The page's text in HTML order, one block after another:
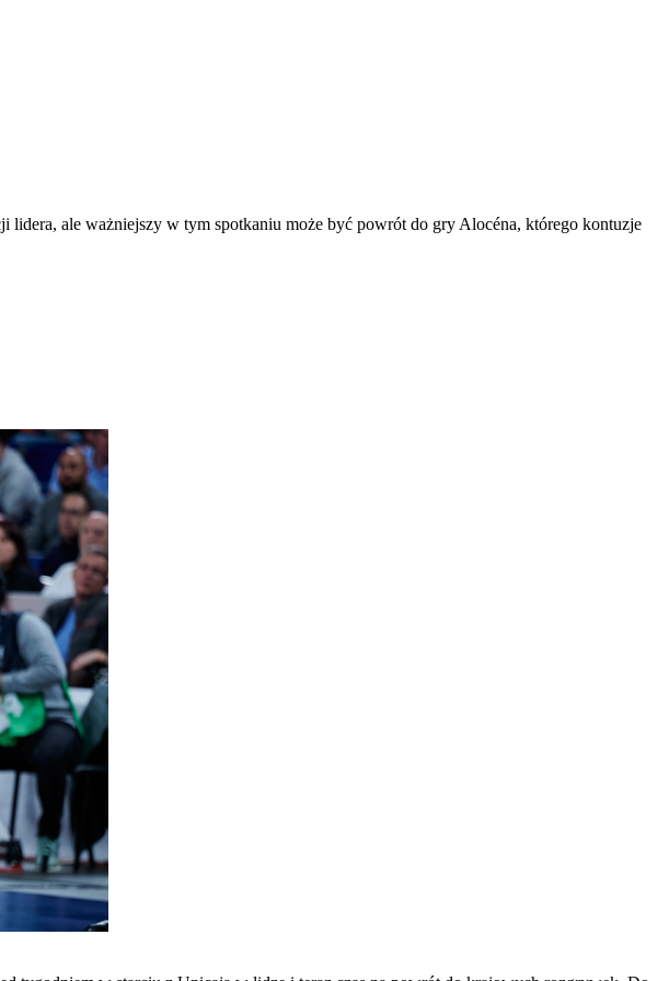
ale ważniejszy w tym spotkaniu może być powrót do gry Alocéna, którego kontuzje